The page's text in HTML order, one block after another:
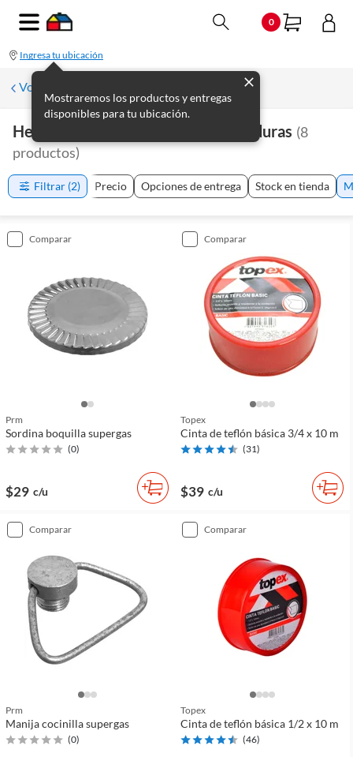
0
Ingresa tu ubicación
Mostraremos los productos y entregas
disponibles para tu ubicación.
Volver a Plomería
Herramientas De Plomería Y Soldaduras (8
productos)
Filtrar (2) Precio Opciones de entrega Stock en tienda
comparar
Prm
Sordina boquilla supergas
(0)
$29 c/u
comparar
Topex
Cinta de teflón básica 3/4 x 10 m
(31)
$39 c/u
comparar
Prm
Manija cocinilla supergas
(0)
comparar
Topex
Cinta de teflón básica 1/2 x 10 m
(46)